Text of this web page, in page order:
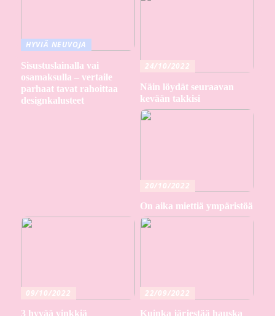
HYVIÄ NEUVOJA
Sisustuslainalla vai
osamaksulla – vertaile
parhaat tavat rahoittaa
designkalusteet
24/10/2022
Näin löydät seuraavan
kevään takkisi
20/10/2022
On aika miettiä ympäristöä
09/10/2022
3 hyvää vinkkiä
22/09/2022
Kuinka järjestää hauska